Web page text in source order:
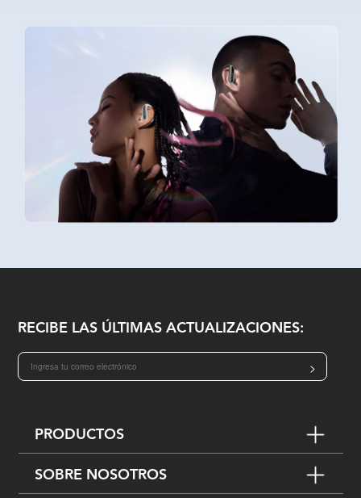
RECIBE LAS ÚLTIMAS ACTUALIZACIONES:
>
PRODUCTOS
SOBRE NOSOTROS